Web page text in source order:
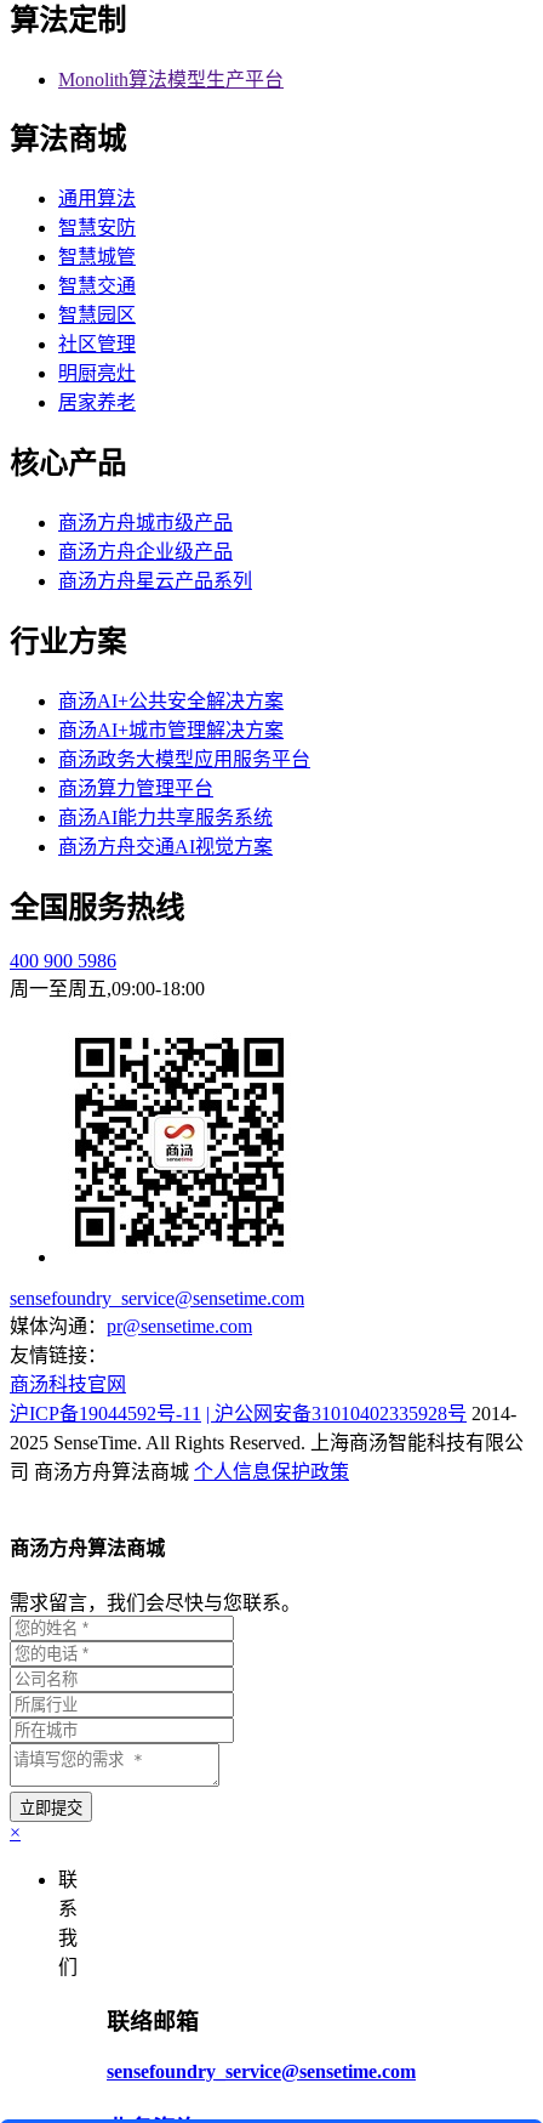
算法定制
Monolith算法模型生产平台
算法商城
通用算法
智慧安防
智慧城管
智慧交通
智慧园区
社区管理
明厨亮灶
居家养老
核心产品
商汤方舟城市级产品
商汤方舟企业级产品
商汤方舟星云产品系列
行业方案
商汤AI+公共安全解决方案
商汤AI+城市管理解决方案
商汤政务大模型应用服务平台
商汤算力管理平台
商汤AI能力共享服务系统
商汤方舟交通AI视觉方案
全国服务热线
400 900 5986
周一至周五,09:00-18:00
sensefoundry_service@sensetime.com
媒体沟通： pr@sensetime.com
友情链接：
商汤科技官网
沪ICP备19044592号-11 | 沪公网安备31010402335928号 2014-
2025 SenseTime. All Rights Reserved.
上海商汤智能科技有限公
司 商汤方舟算法商城 个人信息保护政策
商汤方舟算法商城
需求留言，我们会尽快与您联系。
×
联
系
我
们
联络邮箱
sensefoundry_service@sensetime.com